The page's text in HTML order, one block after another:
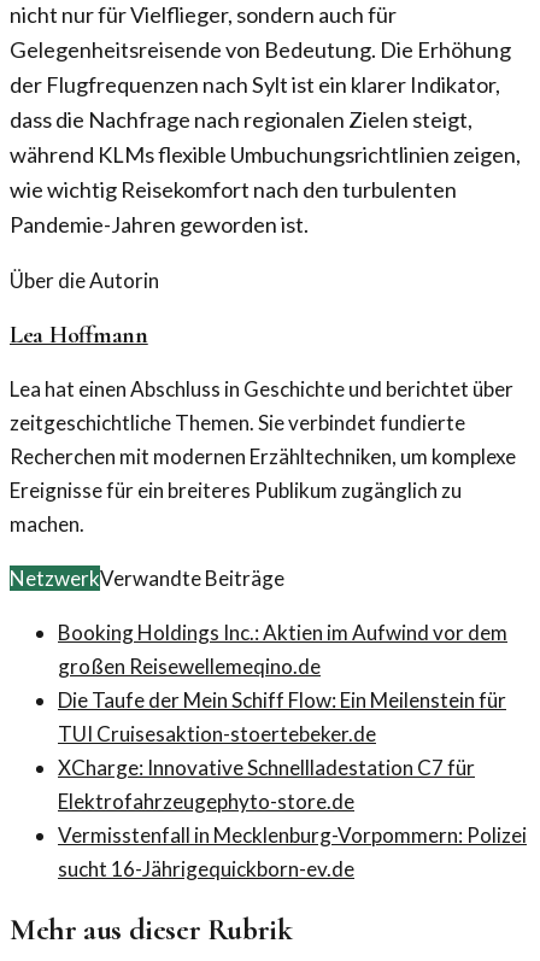
nicht nur für Vielflieger, sondern auch für
Gelegenheitsreisende von Bedeutung. Die Erhöhung
der Flugfrequenzen nach Sylt ist ein klarer Indikator,
dass die Nachfrage nach regionalen Zielen steigt,
während KLMs flexible Umbuchungsrichtlinien zeigen,
wie wichtig Reisekomfort nach den turbulenten
Pandemie-Jahren geworden ist.
Über die Autorin
Lea Hoffmann
Lea hat einen Abschluss in Geschichte und berichtet über
zeitgeschichtliche Themen. Sie verbindet fundierte
Recherchen mit modernen Erzähltechniken, um komplexe
Ereignisse für ein breiteres Publikum zugänglich zu
machen.
NetzwerkVerwandte Beiträge
Booking Holdings Inc.: Aktien im Aufwind vor dem
großen Reisewellemeqino.de
Die Taufe der Mein Schiff Flow: Ein Meilenstein für
TUI Cruisesaktion-stoertebeker.de
XCharge: Innovative Schnellladestation C7 für
Elektrofahrzeugephyto-store.de
Vermisstenfall in Mecklenburg-Vorpommern: Polizei
sucht 16-Jährigequickborn-ev.de
Mehr aus dieser Rubrik